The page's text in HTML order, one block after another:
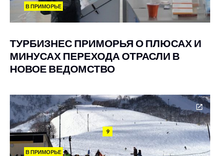
В ПРИМОРЬЕ
ТУРБИЗНЕС ПРИМОРЬЯ О ПЛЮСАХ И
МИНУСАХ ПЕРЕХОДА ОТРАСЛИ В
НОВОЕ ВЕДОМСТВО
9
В ПРИМОРЬЕ